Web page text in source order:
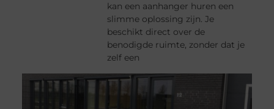
kan een aanhanger huren een
slimme oplossing zijn. Je
beschikt direct over de
benodigde ruimte, zonder dat je
zelf een